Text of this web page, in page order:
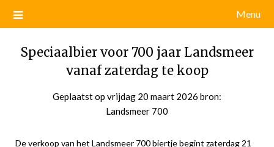
Menu
Speciaalbier voor 700 jaar Landsmeer
vanaf zaterdag te koop
Geplaatst op vrijdag 20 maart 2026 door
bron:
Landsmeer 700
De verkoop van het Landsmeer 700 biertje begint zaterdag 21